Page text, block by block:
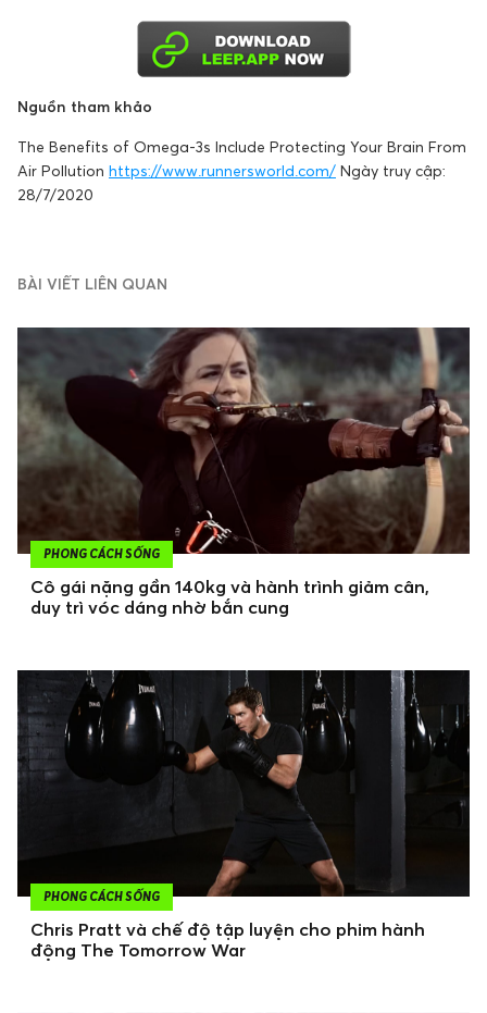
Nguồn tham khảo
The Benefits of Omega-3s Include Protecting Your Brain From
Air Pollution https://www.runnersworld.com/ Ngày truy cập:
28/7/2020
BÀI VIẾT LIÊN QUAN
PHONG CÁCH SỐNG
Cô gái nặng gần 140kg và hành trình giảm cân,
duy trì vóc dáng nhờ bắn cung
PHONG CÁCH SỐNG
Chris Pratt và chế độ tập luyện cho phim hành
động The Tomorrow War